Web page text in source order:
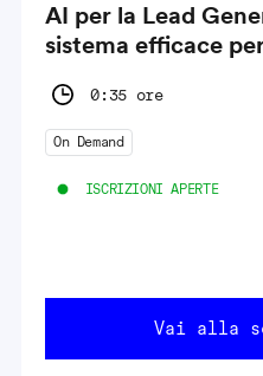
AI per la Lead
sistema efficace
0:35 ore
On Demand
ISCRIZIONI APERTE
Vai alla